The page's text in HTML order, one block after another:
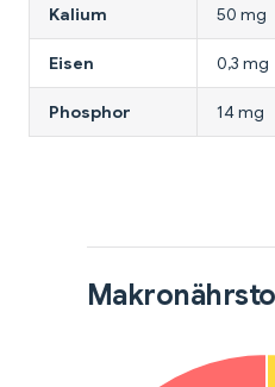
Kalium 50 mg
Eisen 0,3 mg
Phosphor 14 mg